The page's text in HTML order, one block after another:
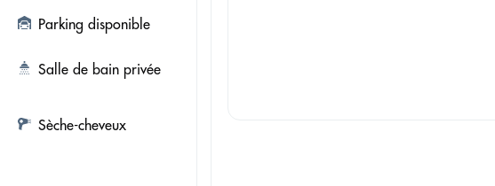
Parking disponible
Salle de bain privée
Sèche-cheveux